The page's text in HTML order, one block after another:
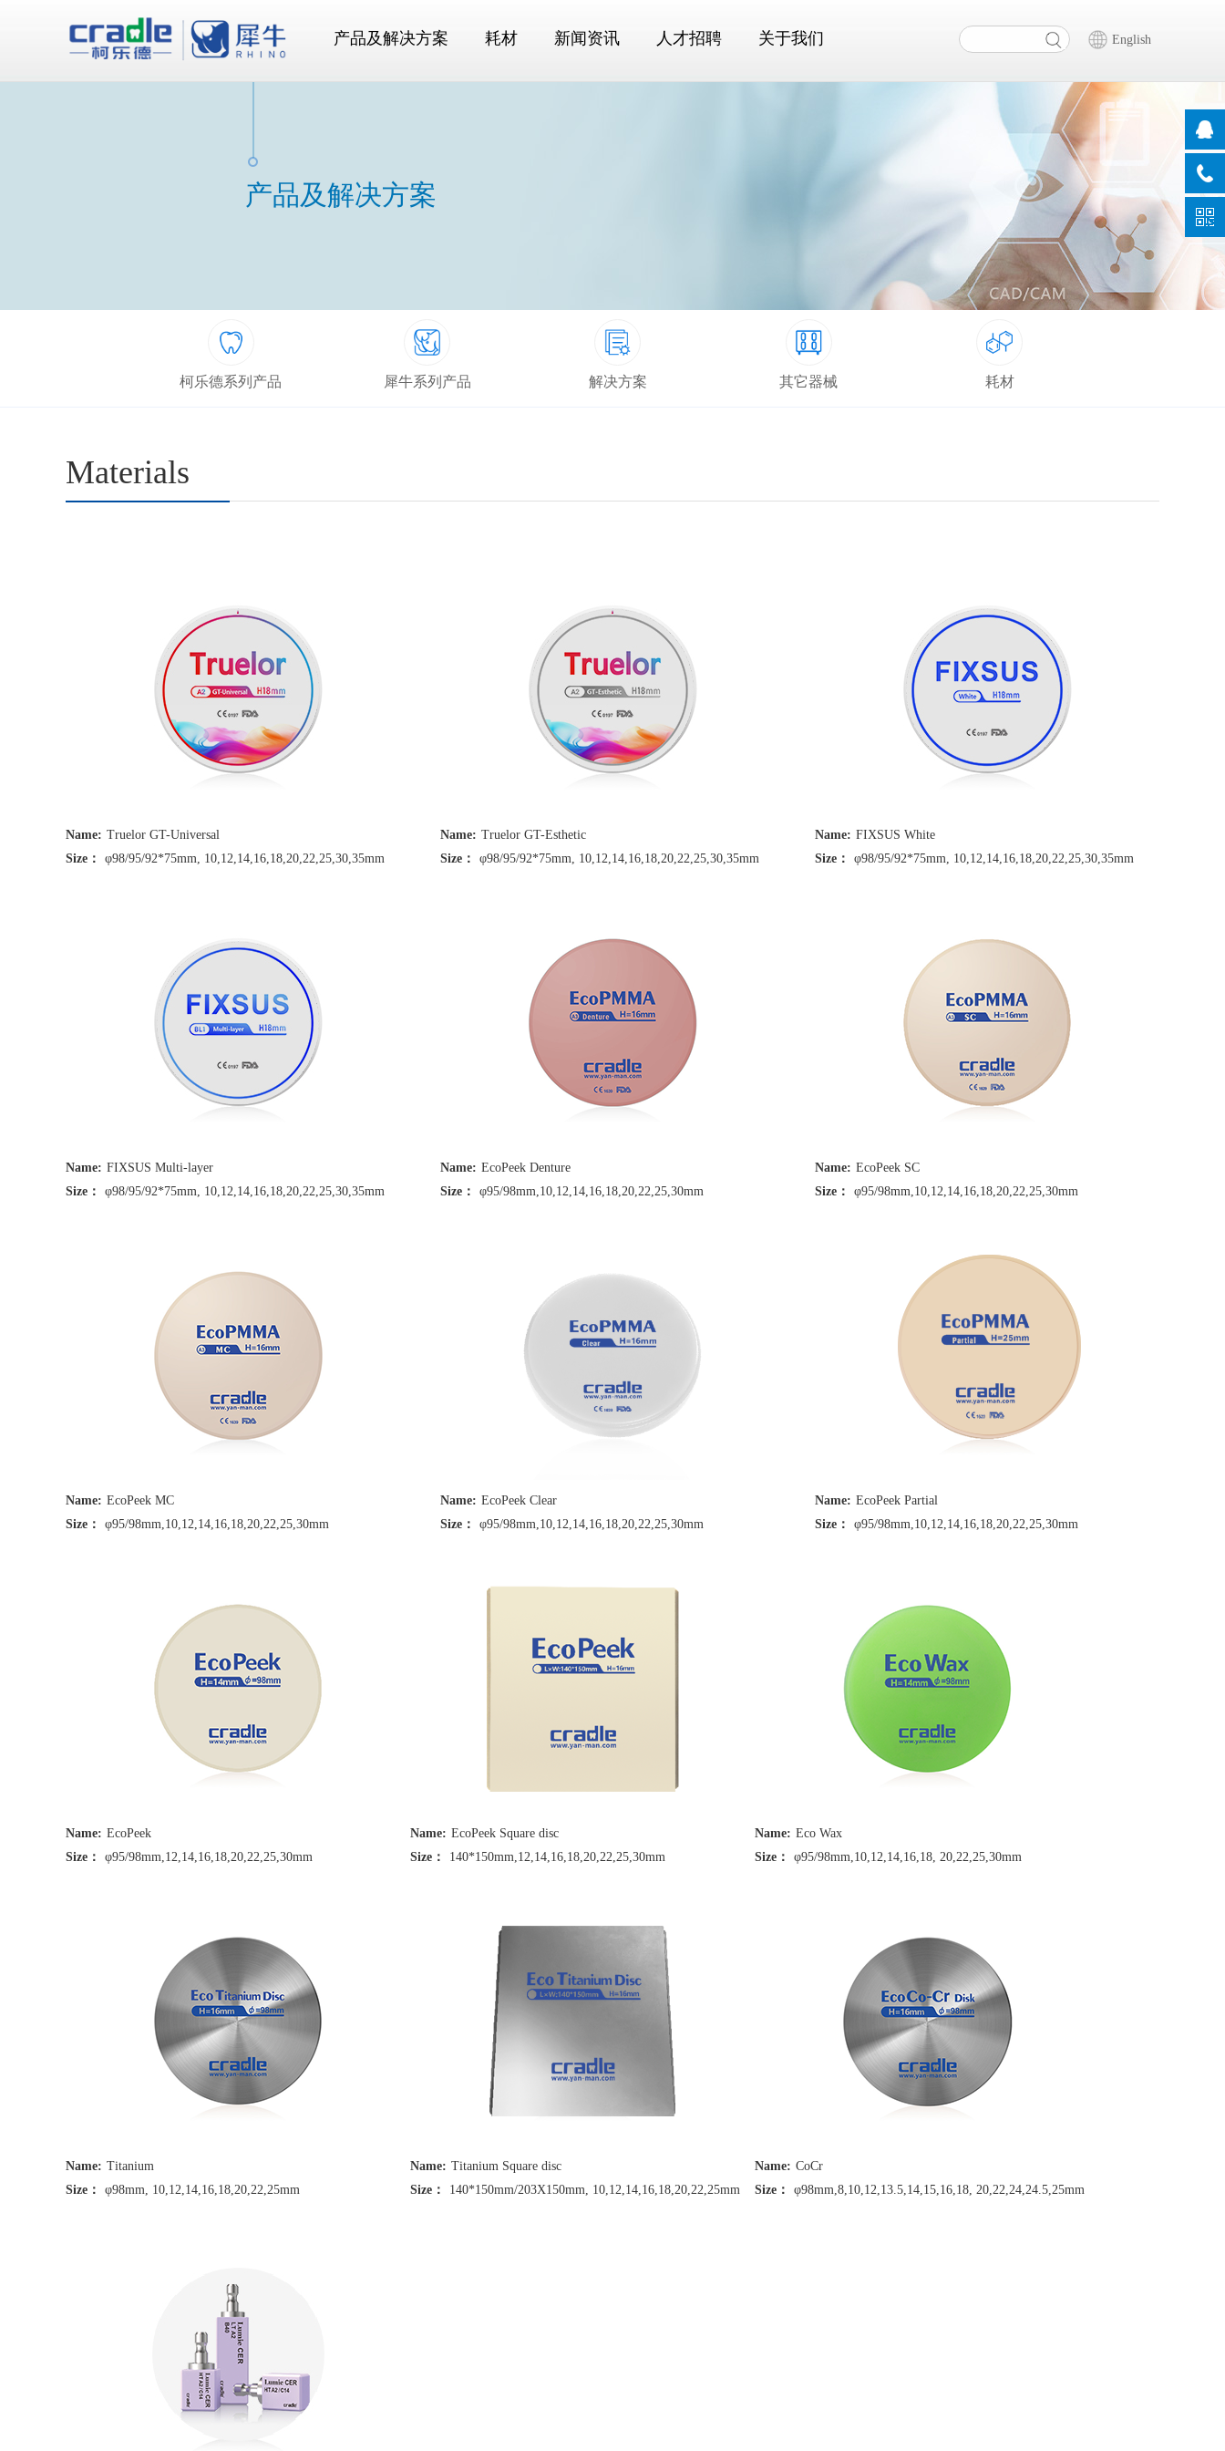
产品及解决方案 耗材 新闻资讯 人才招聘 关于我们 English
产品及解决方案
柯乐德系列产品 犀牛系列产品 解决方案 其它器械 耗材
Materials
Name: Truelor GT-Universal
Size：
φ98/95/92*75mm, 10,12,14,16,18,20,22,25,30,35mm
Name: Truelor GT-Esthetic
Size：
φ98/95/92*75mm, 10,12,14,16,18,20,22,25,30,35mm
Name: FIXSUS White
Size：
φ98/95/92*75mm, 10,12,14,16,18,20,22,25,30,35mm
Name: FIXSUS Multi-layer
Size：
φ98/95/92*75mm, 10,12,14,16,18,20,22,25,30,35mm
Name: EcoPeek Denture
Size：
φ95/98mm,10,12,14,16,18,20,22,25,30mm
Name: EcoPeek SC
Size：
φ95/98mm,10,12,14,16,18,20,22,25,30mm
Name: EcoPeek MC
Size：
φ95/98mm,10,12,14,16,18,20,22,25,30mm
Name: EcoPeek Clear
Size：
φ95/98mm,10,12,14,16,18,20,22,25,30mm
Name: EcoPeek Partial
Size：
φ95/98mm,10,12,14,16,18,20,22,25,30mm
Name: EcoPeek
Size：
φ95/98mm,12,14,16,18,20,22,25,30mm
Name: EcoPeek Square disc
Size：
140*150mm,12,14,16,18,20,22,25,30mm
Name: Eco Wax
Size：
φ95/98mm,10,12,14,16,18, 20,22,25,30mm
Name: Titanium
Size：
φ98mm, 10,12,14,16,18,20,22,25mm
Name: Titanium Square disc
Size：
140*150mm/203X150mm, 10,12,14,16,18,20,22,25mm
Name: CoCr
Size：
φ98mm,8,10,12,13.5,14,15,16,18, 20,22,24,24.5,25mm